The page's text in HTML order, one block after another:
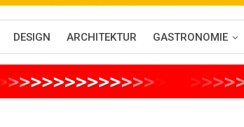
DESIGN ARCHITEKTUR GASTRONOMIE
>>>>>>>>>>>>>> >>>>>